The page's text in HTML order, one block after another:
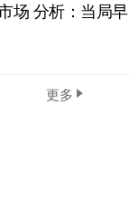
场 分析：当局早
更多